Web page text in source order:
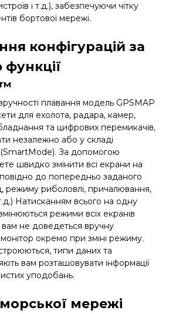
і т.д.), забезпечуючи чітку
бортової мережі.
конфігурацій за
плавання модель GPSMAP
для ехолота, радара, камер,
та цифрових перемикачів,
незалежно або у складі
За допомогою
швидко змінити всі екрани на
до попередньо заданого
режиму риболовлі, причалювання,
Натисканням всього на одну
режими всіх екранів
вам не доведеться вручну
окремо при зміні режиму.
типи даних та
вам розташовувати інформації
уподобань.
мережі